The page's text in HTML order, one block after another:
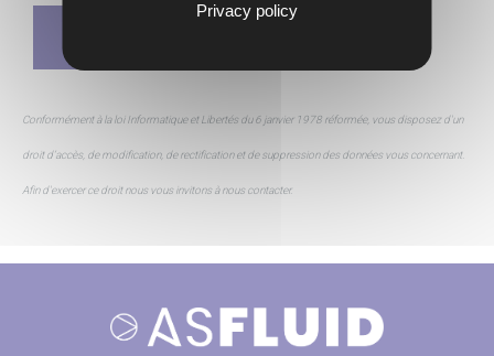
Conformément à la loi Informatique et Libertés du 6 janvier 1978 réformée, vous disposez d'un
droit d’accès, de modification, de rectification et de suppression des données vous concernant.
Afin d'exercer ce droit nous vous invitons à nous contacter.
Privacy policy